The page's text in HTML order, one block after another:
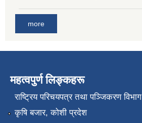
more
महत्वपुर्ण लिङ्कहरू
राष्‍ट्रिय परिचयपत्र तथा पञ्जिकरण विभाग
कृषि बजार, कोशी प्रदेश